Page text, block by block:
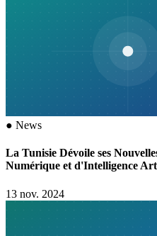
● News
La Tunisie Dévoile ses
Numérique et d'Intelligence
13 nov. 2024